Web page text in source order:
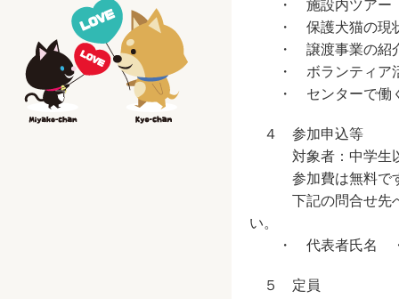
・ 施設内ツアー
・ 保護犬猫の現
・ 譲渡事業の紹
・ ボランティア活
・ センターで働く
４ 参加申込等
対象者：中学生
参加費は無料で
下記の問合せ先へ
い。
・ 代表者氏名
５ 定員